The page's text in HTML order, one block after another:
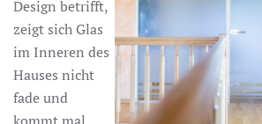
Design betrifft,
zeigt sich Glas
im Inneren des
Hauses nicht
fade und